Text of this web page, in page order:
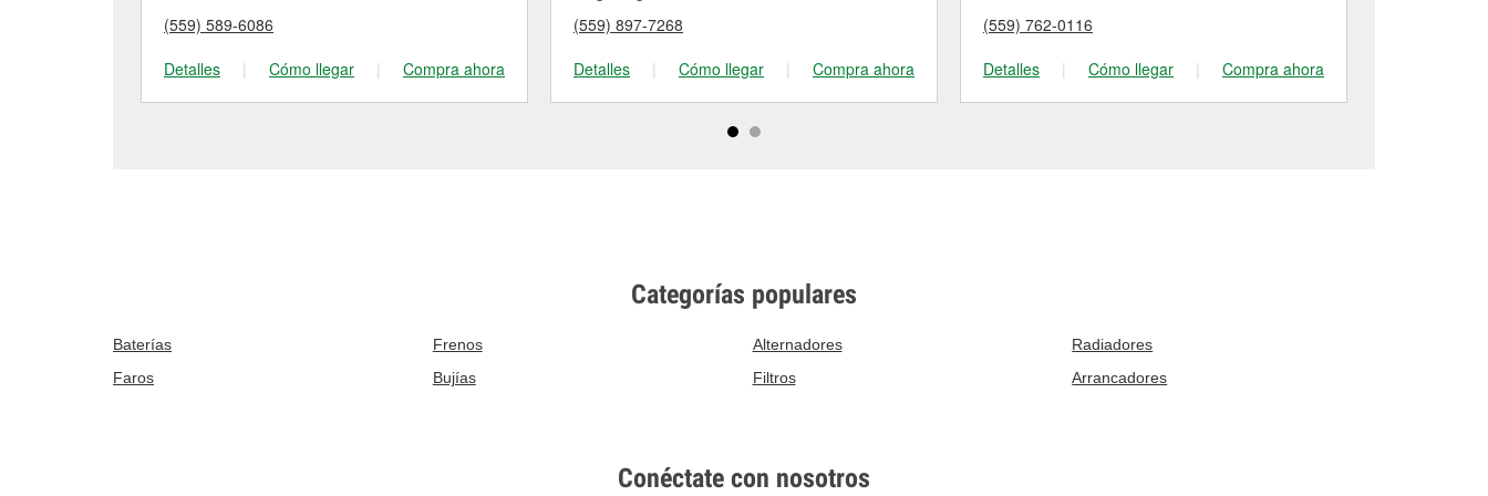
(559) 589-6086
Detalles
| Cómo llegar | Compra ahora
(559) 897-7268
Detalles
| Cómo llegar | Compra ahora
(559) 762-0116
Detalles
| Cómo llegar | Compra ahora
Categorías populares
Baterías Frenos Alternadores
Radiadores
Faros
Bujías Filtros Arrancadores
Conéctate con nosotros